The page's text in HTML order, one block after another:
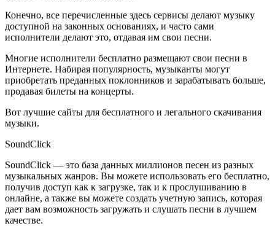
Конечно, все перечисленные здесь сервисы делают музыку
доступной на законных основаниях, и часто сами
исполнители делают это, отдавая им свои песни.
Многие исполнители бесплатно размещают свои песни в
Интернете. Набирая популярность, музыканты могут
приобретать преданных поклонников и зарабатывать больше,
продавая билеты на концерты.
Вот лучшие сайты для бесплатного и легального скачивания
музыки.
SoundClick
SoundClick — это база данных миллионов песен из разных
музыкальных жанров. Вы можете использовать его бесплатно,
получив доступ как к загрузке, так и к прослушиванию в
онлайне, а также вы можете создать учетную запись, которая
дает вам возможность загружать и слушать песни в лучшем
качестве.